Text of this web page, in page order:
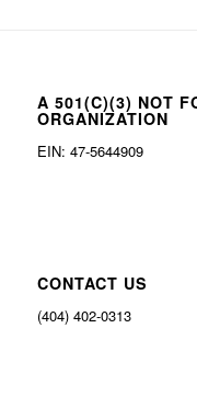
A 501(C)(3) NOT
ORGANIZATION
EIN: 47-5644909
CONTACT US
(404) 402-0313